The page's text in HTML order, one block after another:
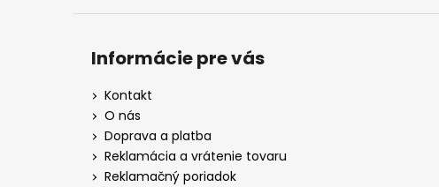
Informácie pre vás
Kontakt
O nás
Doprava a platba
Reklamácia a vrátenie tovaru
Reklamačný poriadok